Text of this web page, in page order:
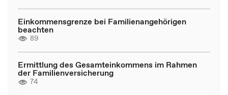
Einkommensgrenze bei Familienangehörigen
beachten
89
Ermittlung des Gesamteinkommens im Rahmen
der Familienversicherung
74